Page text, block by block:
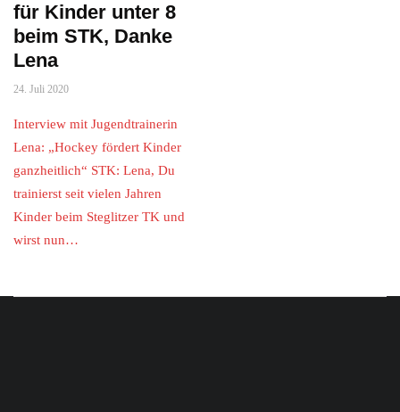
für Kinder unter 8
beim STK, Danke
Lena
24. Juli 2020
Interview mit Jugendtrainerin
Lena: „Hockey fördert Kinder
ganzheitlich“ STK: Lena, Du
trainierst seit vielen Jahren
Kinder beim Steglitzer TK und
wirst nun…